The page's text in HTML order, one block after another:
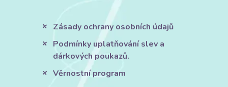
Zásady ochrany osobních údajů
Podmínky uplatňování slev a
dárkových poukazů.
Věrnostní program